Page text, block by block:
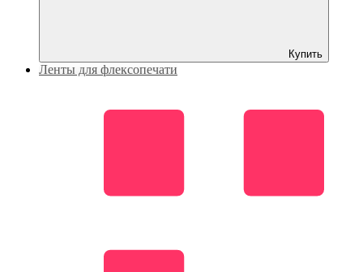
Купить
Ленты для флексопечати